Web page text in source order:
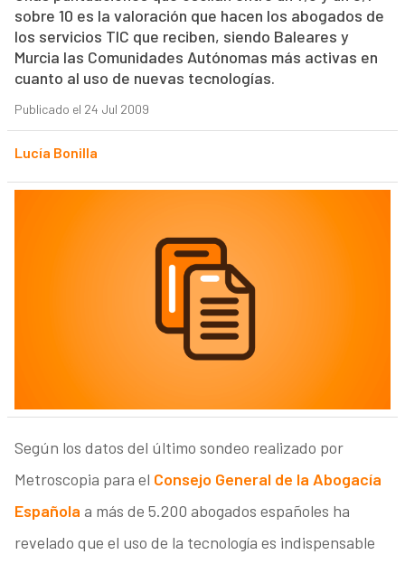
sobre 10 es la valoración que hacen los abogados de
los servicios TIC que reciben, siendo Baleares y
Murcia las Comunidades Autónomas más activas en
cuanto al uso de nuevas tecnologías.
Publicado el 24 Jul 2009
Lucía Bonilla
Según los datos del último sondeo realizado por
Metroscopia para el Consejo General de la Abogacía
Española a más de 5.200 abogados españoles ha
revelado que el uso de la tecnología es indispensable